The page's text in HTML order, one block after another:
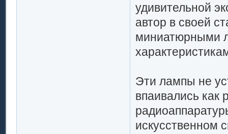
удивительной
автор в своей
миниатюрными
Эти лампы не
впаивались как
искусственном